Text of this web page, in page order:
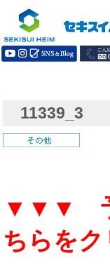
11339_3
▼▼▼ 予
ちらを